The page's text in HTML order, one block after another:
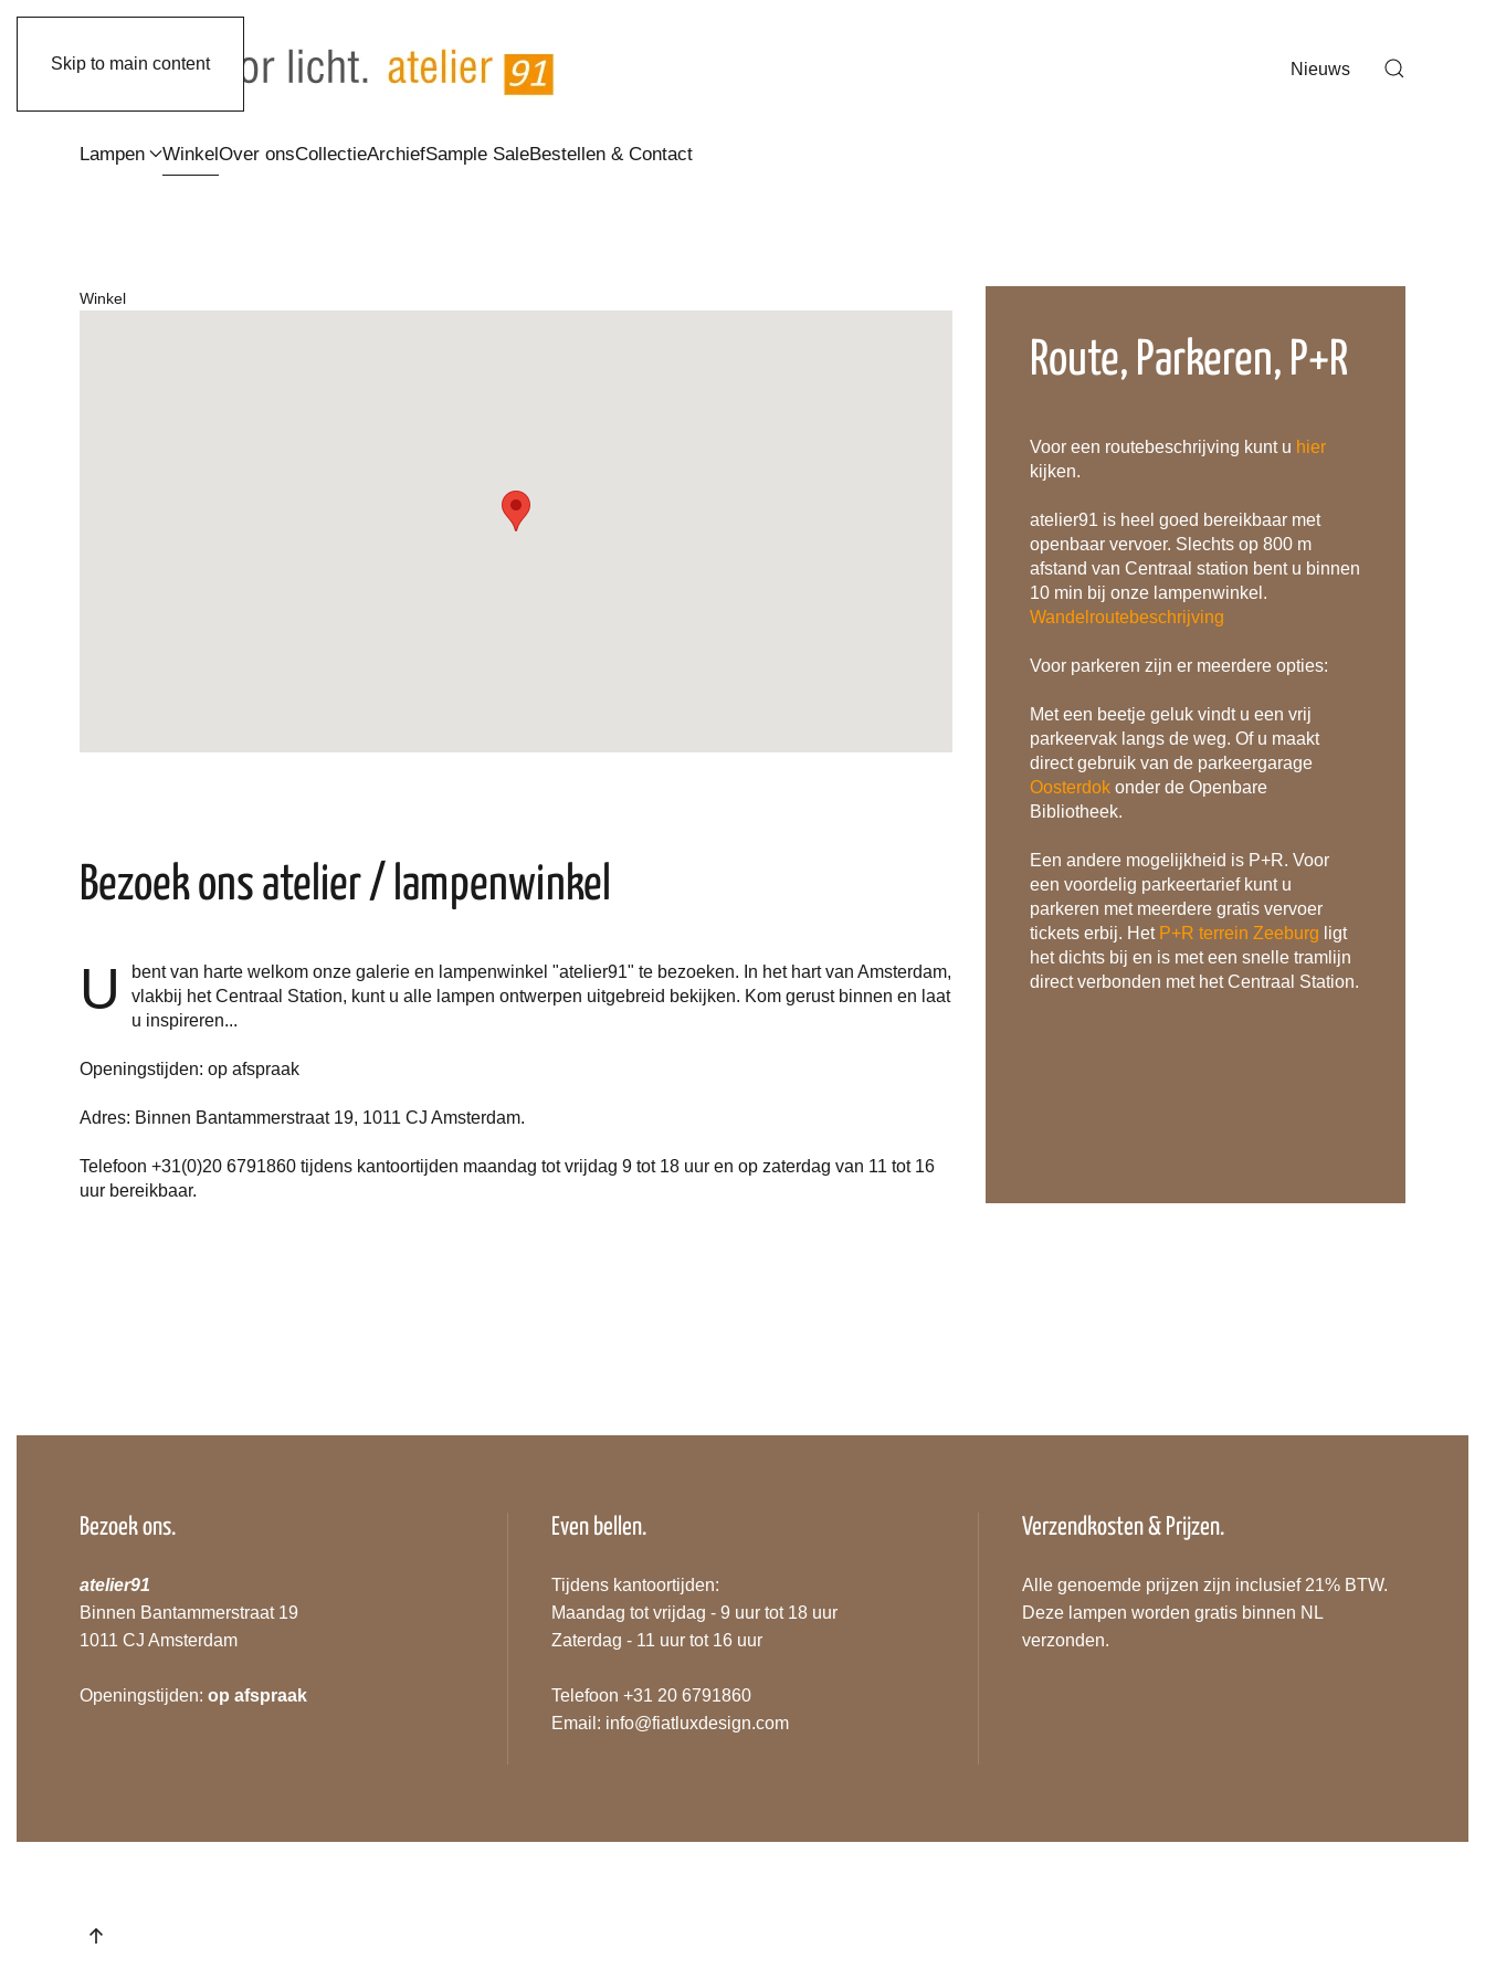
Skip to main content Nieuws
Lampen WinkelOver onsCollectieArchiefSample SaleBestellen & Contact
Winkel
Bezoek ons atelier / lampenwinkel
U
bent van harte welkom onze galerie en lampenwinkel "atelier91" te bezoeken. In het hart van Amsterdam,
vlakbij het Centraal Station, kunt u alle lampen ontwerpen uitgebreid bekijken. Kom gerust binnen en laat
u inspireren...
Openingstijden: op afspraak
Adres: Binnen Bantammerstraat 19, 1011 CJ Amsterdam.
Telefoon +31(0)20 6791860 tijdens kantoortijden maandag tot vrijdag 9 tot 18 uur en op zaterdag van 11 tot 16
uur bereikbaar.
Route, Parkeren, P+R
Voor een routebeschrijving kunt u hier
kijken.
atelier91 is heel goed bereikbaar met
openbaar vervoer. Slechts op 800 m
afstand van Centraal station bent u binnen
10 min bij onze lampenwinkel.
Wandelroutebeschrijving
Voor parkeren zijn er meerdere opties:
Met een beetje geluk vindt u een vrij
parkeervak langs de weg. Of u maakt
direct gebruik van de parkeergarage
Oosterdok onder de Openbare
Bibliotheek.
Een andere mogelijkheid is P+R. Voor
een voordelig parkeertarief kunt u
parkeren met meerdere gratis vervoer
tickets erbij. Het P+R terrein Zeeburg ligt
het dichts bij en is met een snelle tramlijn
direct verbonden met het Centraal Station.
Bezoek ons.
atelier91
Binnen Bantammerstraat 19
1011 CJ Amsterdam
Openingstijden:op afspraak
Even bellen.
Tijdens kantoortijden:
Maandag tot vrijdag - 9 uur tot 18 uur
Zaterdag - 11 uur tot 16 uur
Telefoon +31 20 6791860
Email: info@fiatluxdesign.com
Verzendkosten & Prijzen.
Alle genoemde prijzen zijn inclusief 21% BTW.
Deze lampen worden gratis binnen NL
verzonden.